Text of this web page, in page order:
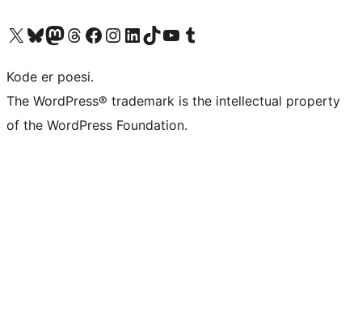
Besøk vår konto på X Visit our Bluesky account
Besøk vår Mastodon-konto
Visit our Threads account
Besøk vår Facebook-sideBesøk vår Instagram-konto
Besøk vår LinkedIn-konto
Visit our TikTok account
Visit our YouTube channel
Visit our Tumblr account
Kode er poesi.
The WordPress® trademark is the intellectual property
of the WordPress Foundation.